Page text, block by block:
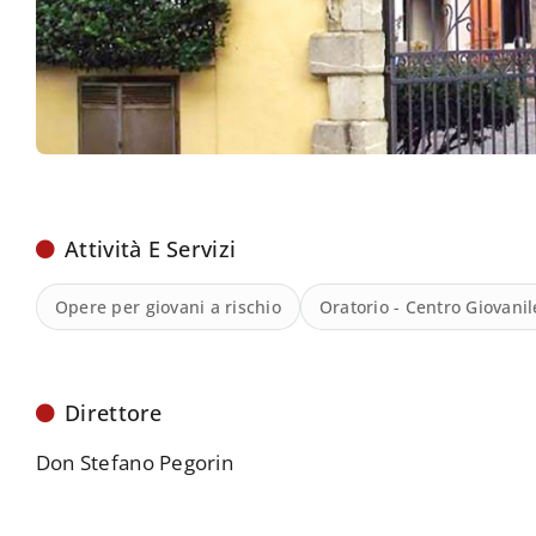
Attività E Servizi
Opere per giovani a rischio Oratorio - Centro
Direttore
Don Stefano Pegorin